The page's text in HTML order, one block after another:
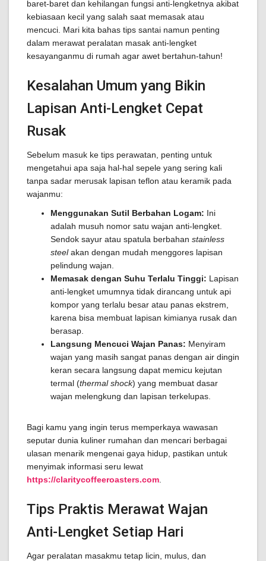
baret-baret dan kehilangan fungsi anti-lengketnya akibat
kebiasaan kecil yang salah saat memasak atau
mencuci. Mari kita bahas tips santai namun penting
dalam merawat peralatan masak anti-lengket
kesayanganmu di rumah agar awet bertahun-tahun!
Kesalahan Umum yang Bikin
Lapisan Anti-Lengket Cepat
Rusak
Sebelum masuk ke tips perawatan, penting untuk
mengetahui apa saja hal-hal sepele yang sering kali
tanpa sadar merusak lapisan teflon atau keramik pada
wajanmu:
Menggunakan Sutil Berbahan Logam: Ini
adalah musuh nomor satu wajan anti-lengket.
Sendok sayur atau spatula berbahan stainless
steelakan dengan mudah menggores lapisan
pelindung wajan.
Memasak dengan Suhu Terlalu Tinggi: Lapisan
anti-lengket umumnya tidak dirancang untuk api
kompor yang terlalu besar atau panas ekstrem,
karena bisa membuat lapisan kimianya rusak dan
berasap.
Langsung Mencuci Wajan Panas: Menyiram
wajan yang masih sangat panas dengan air dingin
keran secara langsung dapat memicu kejutan
termal (thermal shock) yang membuat dasar
wajan melengkung dan lapisan terkelupas.
Bagi kamu yang ingin terus memperkaya wawasan
seputar dunia kuliner rumahan dan mencari berbagai
ulasan menarik mengenai gaya hidup, pastikan untuk
menyimak informasi seru lewat
https://claritycoffeeroasters.com
Tips Praktis Merawat Wajan
Anti-Lengket Setiap Hari
Agar peralatan masakmu tetap licin, mulus, dan